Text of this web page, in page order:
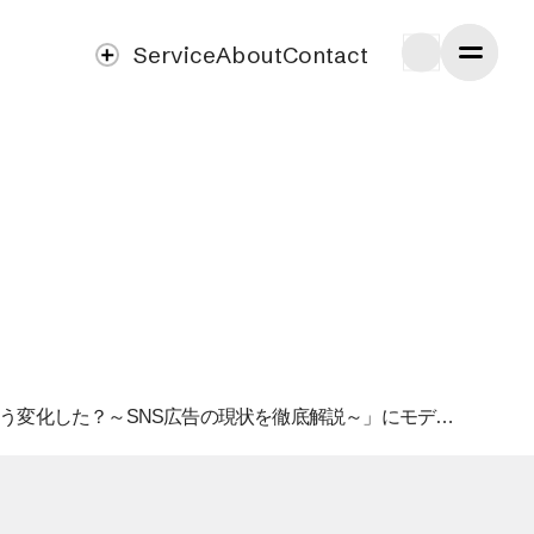
ServiceAboutContact
弊社代表西井がEC×デジマ談義パネルディスカッション「 Instagram・Facebook・LINEはコロナ前後でどう変化した？～SNS広告の現状を徹底解説～」にモデレーターとして登壇（7月2日）